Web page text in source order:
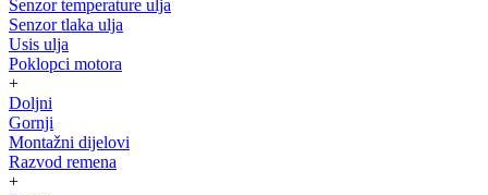
Senzor temperature ulja
Senzor tlaka ulja
Usis ulja
Poklopci motora
+
Doljni
Gornji
Montažni dijelovi
Razvod remena
+